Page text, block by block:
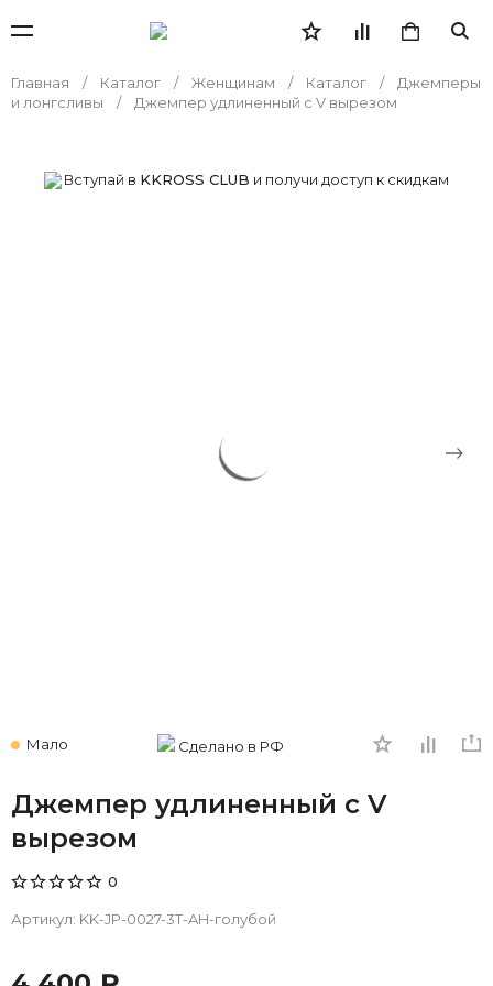
Главная Каталог Женщинам Каталог
Джемперы
и лонгсливы
Джемпер удлиненный с V вырезом
Вступай в KKROSS CLUB и получи доступ к скидкам
Мало Сделано в РФ
Джемпер удлиненный с V
вырезом
0
Артикул: KK-JP-0027-3T-AH-голубой